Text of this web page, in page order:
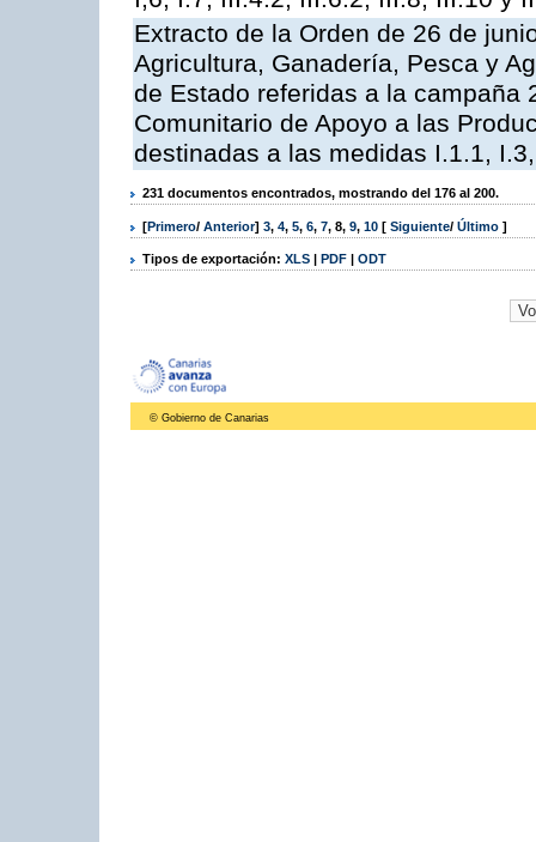
Extracto de la Orden de 26 de
Agricultura, Ganadería, Pesca y
de Estado referidas a la campaña
Comunitario de Apoyo a las
destinadas a las medidas I.1.1,
231 documentos encontrados, mostrando del 176 al 200.
[Primero/ Anterior] 3, 4, 5, 6, 7, 8, 9, 10 [ Siguiente/ Último ]
Tipos de exportación: XLS | PDF | ODT
© Gobierno de Canarias